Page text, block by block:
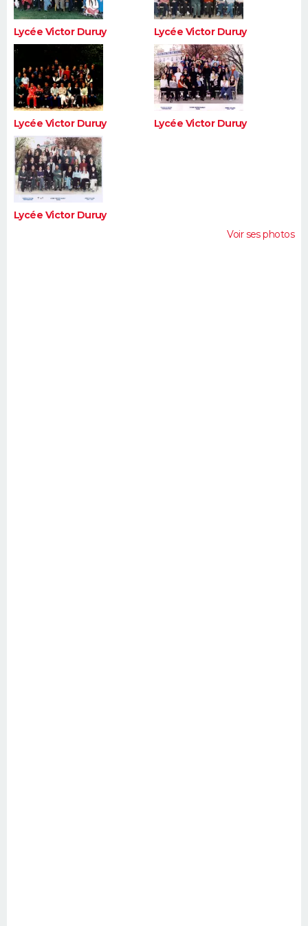
Lycée Victor Duruy Lycée Victor Duruy
Lycée Victor Duruy Lycée Victor Duruy
Lycée Victor Duruy
Voir ses photos